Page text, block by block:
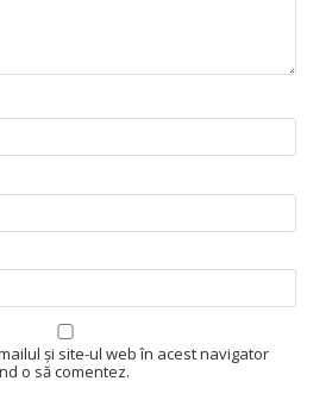
și site-ul web în acest navigator
o să comentez.